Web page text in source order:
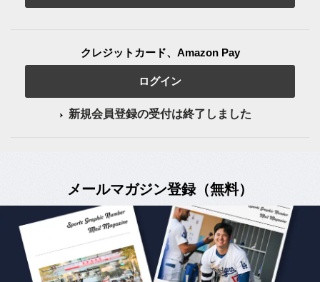
クレジットカード、Amazon Pay
ログイン
新規会員登録の受付は終了しました
メールマガジン登録（無料）